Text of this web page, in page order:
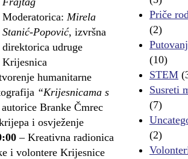
Moderatorica: Mirela
Stanić-Popović, izvršna
direktorica udruge
Krijesnica
humanitarne
“Krijesnicama s
autorice Branke Čmrec
i osvježenje
– Kreativna radionica
i volontere Krijesnice
Priče
(2)
(10)
STEM
Susreti
(7)
(2)